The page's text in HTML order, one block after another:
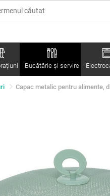
Bucătărie și servire
Capac metalic pentru alimente,